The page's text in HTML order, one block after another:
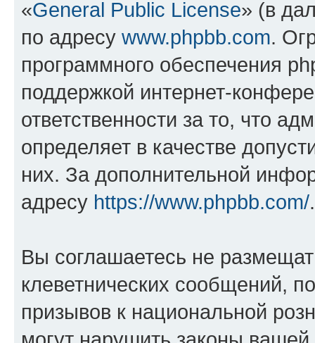
«General Public License» (в
по адресу www.phpbb.com.
программного обеспечения
поддержкой интернет-
ответственности за то, что
определяет в качестве
них. За дополнительной
адресу https://www.phpbb.com/.
Вы соглашаетесь не
клеветнических сообщений,
призывов к национальной